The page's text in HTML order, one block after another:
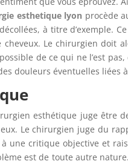
esthetique lyon procède
à titre d’exemple.
Le chirurgien doit
de ce qui ne l’est
douleurs éventuelles liées
esthétique juge être
Le chirurgien juge du
une critique objective et
est de toute autre